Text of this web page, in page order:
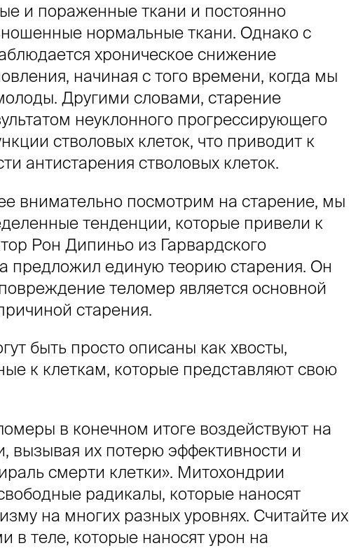
и пораженные ткани и постоянно
нормальные ткани. Однако с
хроническое снижение
начиная с того времени, когда мы
Другими словами, старение
неуклонного прогрессирующего
стволовых клеток, что приводит к
антистарения стволовых клеток.
внимательно посмотрим на старение, мы
тенденции, которые привели к
Рон Дипиньо из Гарвардского
предложил единую теорию старения. Он
теломер является основной
старения.
быть просто описаны как хвосты,
к клеткам, которые представляют свою
в конечном итоге воздействуют на
вызывая их потерю эффективности и
смерти клетки». Митохондрии
радикалы, которые наносят
на многих разных уровнях. Считайте их
в теле, которые наносят урон на